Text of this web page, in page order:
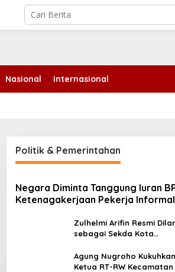
Nasional Internasional
Jangan Lewatkan! Denda
Tunggakan Pajak PBB
Pekanbaru Dihapus hingga
Politik & Pemerintahan
Negara Diminta Tanggung Iuran
Ketenagakerjaan Pekerja
Zulhelmi Arifin Resmi
sebagai Sekda Kota
Agung Nugroho
Ketua RT-RW Kecamatan